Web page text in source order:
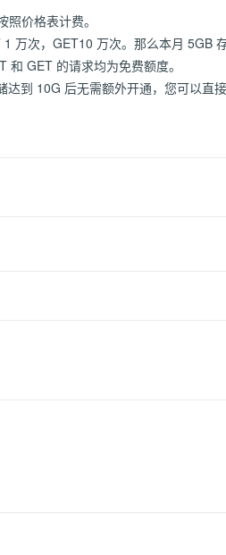
价格表计费。
万次，GET10 万次。那么本月
GET 的请求均为免费额度。
到 10G 后无需额外开通，您可以